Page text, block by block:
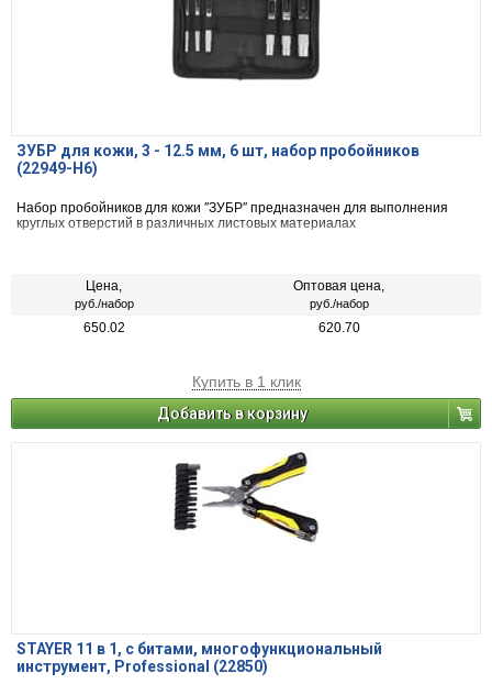
ЗУБР для кожи, 3 - 12.5 мм, 6 шт, набор пробойников
(22949-H6)
Набор пробойников для кожи ″ЗУБР″ предназначен для выполнения
круглых отверстий в различных листовых материалах
Цена,
руб./набор
Оптовая цена,
руб./набор
650.02 620.70
Купить в 1 клик
Добавить в корзину
STAYER 11 в 1, с битами, многофункциональный
инструмент, Professional (22850)